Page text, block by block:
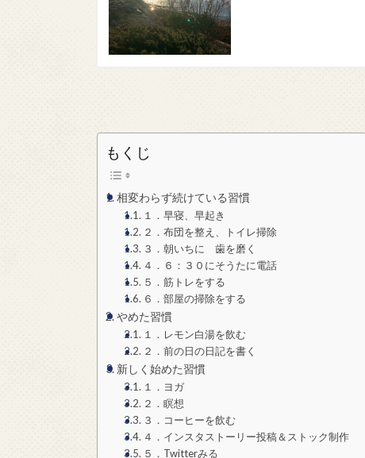
もくじ
相変わらず続けている習慣
１．早寝、早起き
２．布団を整え、トイレ掃除
３．朝いちに 歯を磨く
４．６：３０にそうたに電話
５．筋トレをする
６．部屋の掃除をする
やめた習慣
１．レモン白湯を飲む
２．前の日の日記を書く
新しく始めた習慣
１．ヨガ
２．瞑想
３．コーヒーを飲む
４．インスタストーリー投稿＆ストック制作
５．Twitterみる